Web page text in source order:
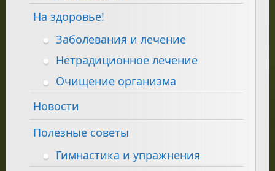
На здоровье!
Заболевания и лечение
Нетрадиционное лечение
Очищение организма
Новости
Полезные советы
Гимнастика и упражнения